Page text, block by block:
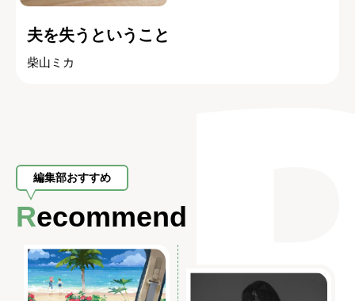
夫を失うということ
柴山ミカ
編集部おすすめ
Recommend